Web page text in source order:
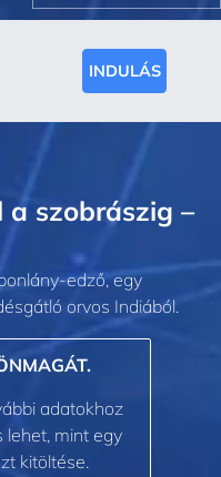
INDULÁS
szobrászig –
edző, egy
orvos Indiából.
adatokhoz
lehet, mint egy
kitöltése.